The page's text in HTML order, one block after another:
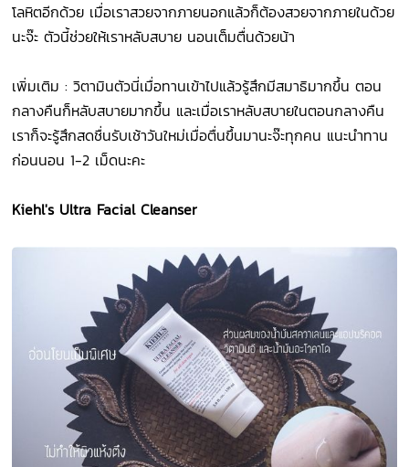
โลหิตอีกด้วย เมื่อเราสวยจากภายนอกแล้วก็ต้องสวยจากภายในด้วย
นะจ๊ะ ตัวนี้ช่วยให้เราหลับสบาย นอนเต็มตื่นด้วยน้า
เพิ่มเติม : วิตามินตัวนี่เมื่อทานเข้าไปแล้วรู้สึกมีสมาธิมากขึ้น ตอน
กลางคืนก็หลับสบายมากขึ้น และเมื่อเราหลับสบายในตอนกลางคืน
เราก็จะรู้สึกสดชื่นรับเช้าวันใหม่เมื่อตื่นขึ้นมานะจ๊ะทุกคน แนะนำทาน
ก่อนนอน 1-2 เม็ดนะคะ
Kiehl's Ultra Facial Cleanser